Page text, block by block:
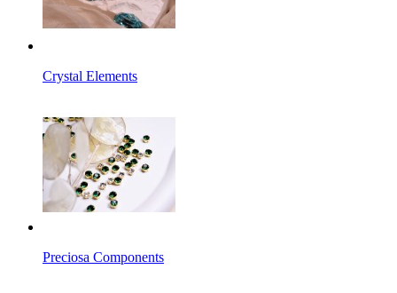
Crystal Elements
Preciosa Components